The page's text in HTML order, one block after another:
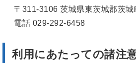
〒311-3106 茨城県東茨城郡茨城
電話 029-292-6458
利用にあたっての諸注